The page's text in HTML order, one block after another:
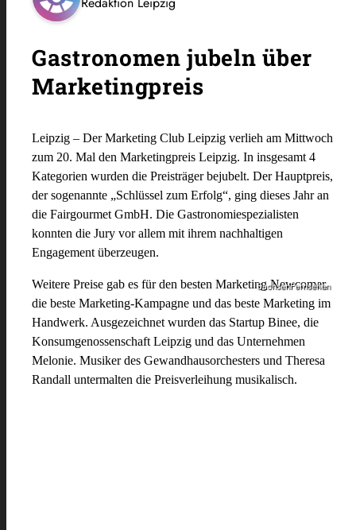
Gastronomen jubeln über
Marketingpreis
Leipzig – Der Marketing Club Leipzig verlieh am Mittwoch
zum 20. Mal den Marketingpreis Leipzig. In insgesamt 4
Kategorien wurden die Preisträger bejubelt. Der Hauptpreis,
der sogenannte „Schlüssel zum Erfolg“, ging dieses Jahr an
die Fairgourmet GmbH. Die Gastronomiespezialisten
konnten die Jury vor allem mit ihrem nachhaltigen
Engagement überzeugen.
SachsenFernsehen
Weitere Preise gab es für den besten Marketing Newcomer,
die beste Marketing-Kampagne und das beste Marketing im
Handwerk. Ausgezeichnet wurden das Startup Binee, die
Konsumgenossenschaft Leipzig und das Unternehmen
Melonie. Musiker des Gewandhausorchesters und Theresa
Randall untermalten die Preisverleihung musikalisch.